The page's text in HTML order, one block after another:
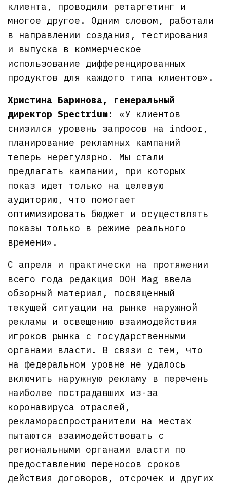
клиента, проводили ретаргетинг и
многое другое. Одним словом, работали
в направлении создания, тестирования
и выпуска в коммерческое
использование дифференцированных
продуктов для каждого типа клиентов».
Христина Баринова, генеральный
директор Spectrium: «У клиентов
снизился уровень запросов на indoor,
планирование рекламных кампаний
теперь нерегулярно. Мы стали
предлагать кампании, при которых
показ идет только на целевую
аудиторию, что помогает
оптимизировать бюджет и осуществлять
показы только в режиме реального
времени».
С апреля и практически на протяжении
всего года редакция OOH Mag ввела
обзорный материал , посвященный
текущей ситуации на рынке наружной
рекламы и освещению взаимодействия
игроков рынка с государственными
органами власти. В связи с тем, что
на федеральном уровне не удалось
включить наружную рекламу в перечень
наиболее пострадавших из-за
коронавируса отраслей,
рекламораспространители на местах
пытаются взаимодействовать с
региональными органами власти по
предоставлению переносов сроков
действия договоров, отсрочек и других